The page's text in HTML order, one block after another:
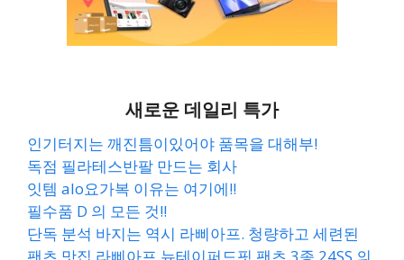
새로운 데일리 특가
인기터지는 깨진틈이있어야 품목을 대해부!
독점 필라테스반팔 만드는 회사
잇템 alo요가복 이유는 여기에!!
필수품 D 의 모든 것!!
단독 분석 바지는 역시 라삐아프. 청량하고 세련된